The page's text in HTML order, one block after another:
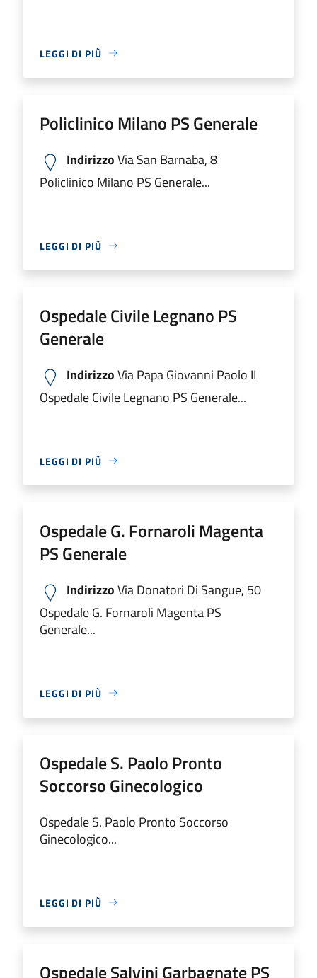
LEGGI DI PIÙ
Policlinico Milano PS Generale
IndirizzoVia San Barnaba, 8
Policlinico Milano PS Generale...
LEGGI DI PIÙ
Ospedale Civile Legnano PS
Generale
IndirizzoVia Papa Giovanni Paolo II
Ospedale Civile Legnano PS Generale...
LEGGI DI PIÙ
Ospedale G. Fornaroli Magenta
PS Generale
IndirizzoVia Donatori Di Sangue, 50
Ospedale G. Fornaroli Magenta PS
Generale...
LEGGI DI PIÙ
Ospedale S. Paolo Pronto
Soccorso Ginecologico
Ospedale S. Paolo Pronto Soccorso
Ginecologico...
LEGGI DI PIÙ
Ospedale Salvini Garbagnate PS